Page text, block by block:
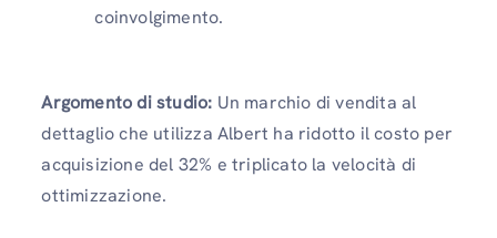
coinvolgimento.
Argomento di studio: Un marchio di vendita al
dettaglio che utilizza Albert ha ridotto il costo per
acquisizione del 32% e triplicato la velocità di
ottimizzazione.